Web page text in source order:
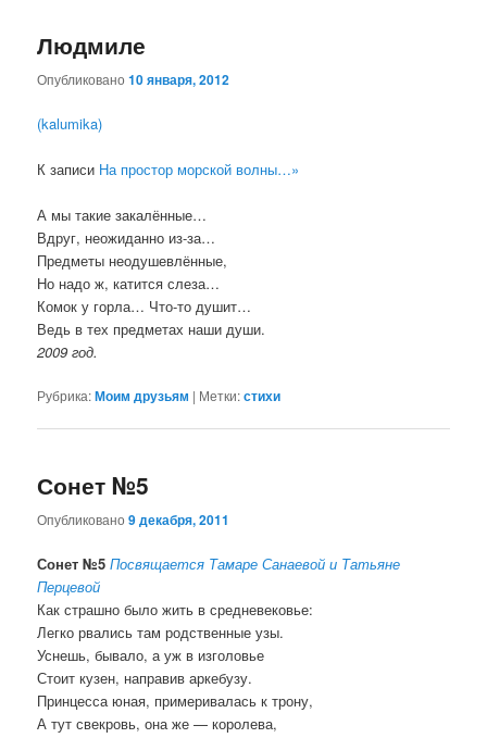
Людмиле
Опубликовано10 января, 2012
(kalumika)
К записи На простор морской волны…»
А мы такие закалённые…
Вдруг, неожиданно из-за…
Предметы неодушевлённые,
Но надо ж, катится слеза…
Комок у горла… Что-то душит…
Ведь в тех предметах наши души.
2009 год.
Рубрика:Моим друзьям | Метки:стихи
Сонет №5
Опубликовано9 декабря, 2011
Сонет №5 Посвящается Тамаре Санаевой и Татьяне
Перцевой
Как страшно было жить в средневековье:
Легко рвались там родственные узы.
Уснешь, бывало, а уж в изголовье
Стоит кузен, направив аркебузу.
Принцесса юная, примеривалась к трону,
А тут свекровь, она же — королева,